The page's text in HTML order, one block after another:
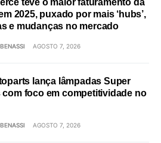
2025, puxado por mais ‘hubs’,
e mudanças no mercado
AGOSTO 7, 2026
lança lâmpadas Super
com foco em competitividade no
AGOSTO 7, 2026